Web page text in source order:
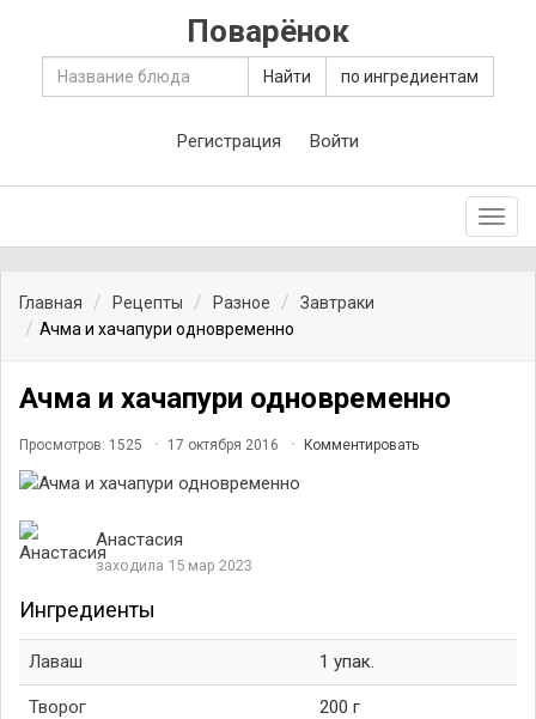
Поварёнок
Найти по ингредиентам
Регистрация Войти
Главная Рецепты Разное
Завтраки
Ачма и хачапури одновременно
Ачма и хачапури одновременно
Просмотров: 1525 17 октября 2016 Комментировать
Анастасия
заходила 15 мар 2023
Ингредиенты
Лаваш 1 упак.
Творог 200 г